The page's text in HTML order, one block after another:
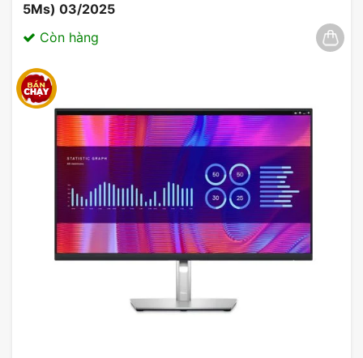
5Ms) 03/2025
Còn hàng